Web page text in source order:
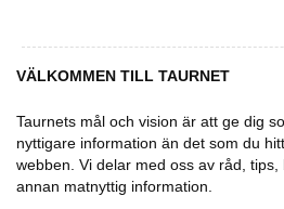
VÄLKOMMEN TILL TAURNET
Taurnets mål och vision är att ge dig
nyttigare information än det som du
webben. Vi delar med oss av råd, tips,
annan matnyttig information.